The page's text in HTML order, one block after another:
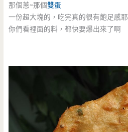
那個蔥~那個雙蛋
一份超大塊的，吃完真的很有飽足感耶
你們看裡面的料，都快要爆出來了啊